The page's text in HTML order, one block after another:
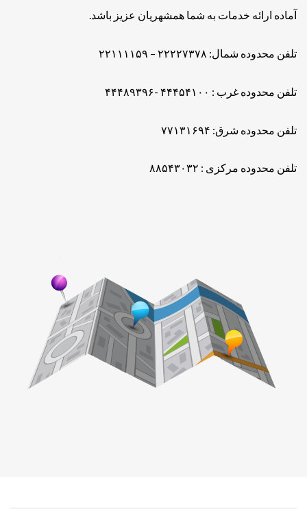
آماده ارائه خدمات به شما همشهریان عزیز باشد.
تلفن محدوده شمال: ۲۲۲۲۷۳۷۸ – ۲۲۱۱۱۱۵۹
تلفن محدوده غرب : ۴۴۴۵۴۱۰۰ -۴۴۴۸۹۳۹۶
تلفن محدوده شرق: ۷۷۱۳۱۶۹۴
تلفن محدوده مرکزی : ۸۸۵۴۳۰۳۲